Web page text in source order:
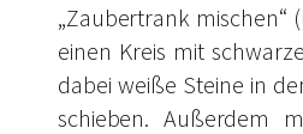
„Zaubertrank mischen“
einen Kreis mit
dabei weiße Steine in
schieben. Außerdem